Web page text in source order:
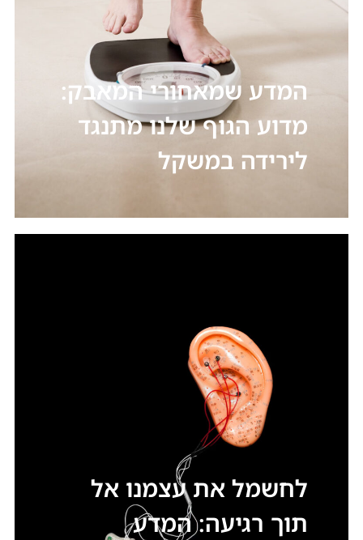
המדע שמאחורי המאבק:
מדוע הגוף שלנו מתנגד
לירידה במשקל
לחשמל את עצמנו אל
תוך רגיעה: המדע